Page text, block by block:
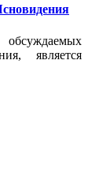
является